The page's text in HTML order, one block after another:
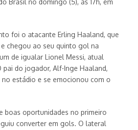
Brasil no domingo (5), às 17h, em
foi o atacante Erling Haaland, que
chegou ao seu quinto gol na
de igualar Lionel Messi, atual
do jogador, Alf-Inge Haaland,
estádio e se emocionou com o
boas oportunidades no primeiro
converter em gols. O lateral